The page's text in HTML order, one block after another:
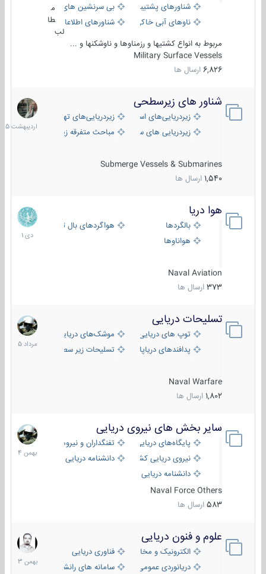
شناورهای پشتیبانی
بی سرنشین های دریایی
ناوهای آبی خاکی و نیروبرشناورهای اطلاعاتی و جاسوسی
طا
لب
مربوط به انواع کشتیها و رزمناوها و ناوشکنها و ...
Military Surface Vessels
6,826 ارسال ها
شناور های زیرسطحی
زیردریایی‌های استراتژیکزیردریایی‌های تهاجمی
زیردریایی های سبک
مباحث متفرقه زیرسطحی
Submerge Vessels & Submarines
1,540 ارسال ها
31
1405
هوا دریا
بالگردها
هواگردهای بال ثابت
هواناوها
Naval Aviation
373 ارسال ها
12
دی
1401
تسلیحات دریایی
توپ های دریایی
موشک‌های دریایی
پدافندهای دریاپایه
تسلیحات زیر سطحی
Naval Warfare
1,802 ارسال ها
2
مرداد
1405
سایر بخش های نیروی دریایی
پایگاه‌های دریایی
تفنگداران و نیروهای ویژه‌ی دریایی
نیروی دریایی کشورهای مختلفدانشنامه دریایی
دانشنامه دریایی کپی
Naval Force Others
583 ارسال ها
22
بهمن
1404
علوم و فنون دریایی
الکترونیک و مخابرات دریاییفناوری دریایی
دریانوردی عمومی
سامانه های رانشی دریایی
6
بهمن
1403